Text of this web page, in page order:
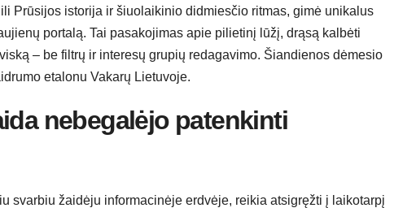
Prūsijos istorija ir šiuolaikinio didmiesčio ritmas, gimė unikalus
portalą. Tai pasakojimas apie pilietinį lūžį, drąsą kalbėti
– be filtrų ir interesų grupių redagavimo. Šiandienos dėmesio
etalonu Vakarų Lietuvoje.
nebegalėjo patenkinti
svarbiu žaidėju informacinėje erdvėje, reikia atsigręžti į laikotarpį